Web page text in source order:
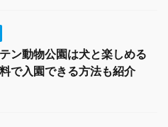
ン動物公園は犬と楽しめる
で入園できる方法も紹介